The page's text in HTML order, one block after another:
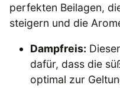
perfekten Beilagen,
steigern und die
Dampfreis:
dafür, dass die
optimal zur